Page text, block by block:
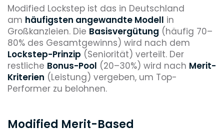
Modified Lockstep ist das in Deutschland
am häufigsten angewandte Modell in
Großkanzleien. Die Basisvergütung (häufig 70–
80% des Gesamtgewinns) wird nach dem
Lockstep-Prinzip (Seniorität) verteilt. Der
restliche Bonus-Pool (20–30%) wird nach Merit-
Kriterien (Leistung) vergeben, um Top-
Performer zu belohnen.
Modified Merit-Based